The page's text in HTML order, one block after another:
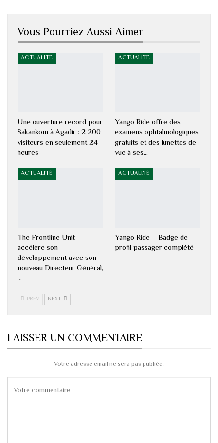
Vous Pourriez Aussi Aimer
ACTUALITÉ
Une ouverture record pour
Sakankom à Agadir : 2 200
visiteurs en seulement 24
heures
ACTUALITÉ
Yango Ride offre des
examens ophtalmologiques
gratuits et des lunettes de
vue à ses…
ACTUALITÉ
The Frontline Unit
accélère son
développement avec son
nouveau Directeur Général,
…
ACTUALITÉ
Yango Ride – Badge de
profil passager complété
PREV NEXT
LAISSER UN COMMENTAIRE
Votre adresse email ne sera pas publiée.